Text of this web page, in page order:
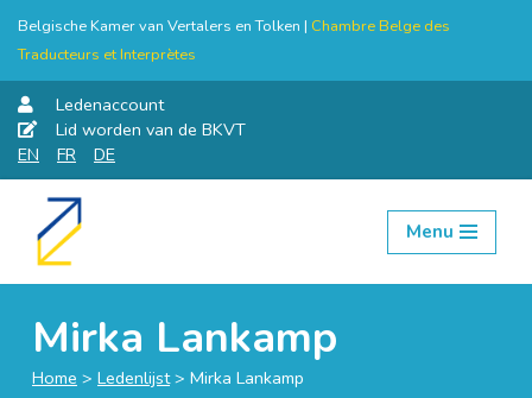
Belgische Kamer van Vertalers en Tolken | Chambre Belge des
Traducteurs et Interprètes
Ledenaccount
Lid worden van de BKVT
EN
FR DE
Skip
Menu
Mirka Lankamp
Home > Ledenlijst> Mirka Lankamp